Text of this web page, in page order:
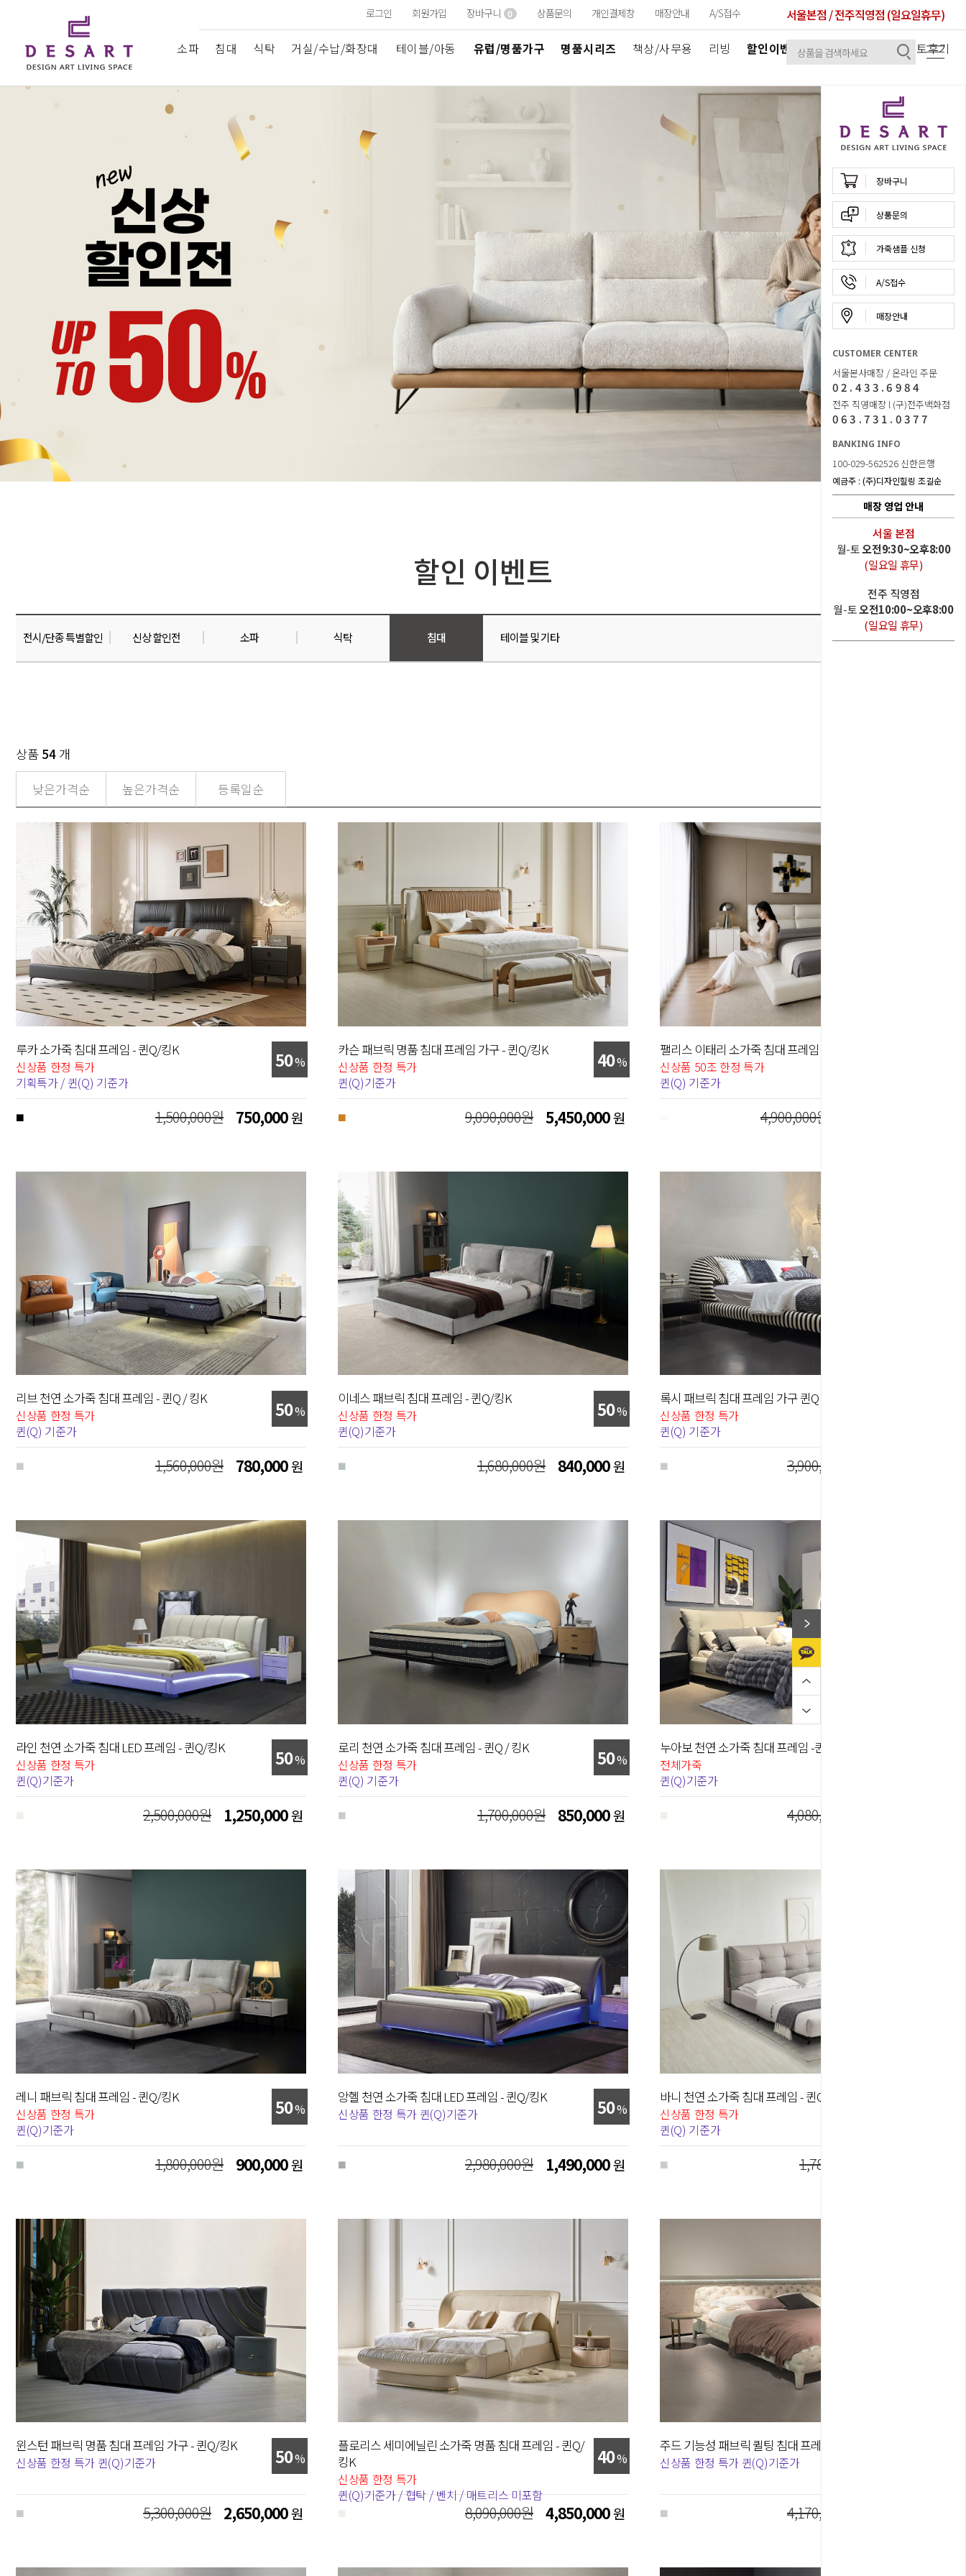
소파 침대 식탁 거실/수납/화장대 테이블/아동 유럽/명품가구 명품시리즈 책상/사무용 리빙 할인이벤트 공지사항 셀럽/포토후기
드라마협찬
로그인 회원가입 장바구니 0 상품문의 개인결제창 매장안내 A/S접수 서울본점 / 전주직영점 (일요일휴무)
할인 이벤트
전시/단종 특별할인 신상 할인전 소파 식탁 침대 테이블 및 기타
상품 54 개
낮은가격순
높은가격순 등록일순
루카 소가죽 침대 프레임 - 퀸Q/킹K
신상품 한정 특가
기획특가 / 퀸(Q) 기준가
■
50%
1,500,000원 750,000원
카슨 패브릭 명품 침대 프레임 가구 - 퀸Q/킹K
신상품 한정 특가
퀸(Q)기준가
■
40%
9,090,000원 5,450,000원
팰리스 이태리 소가죽 침대 프레임 - 퀸Q / 킹K
신상품 50조 한정 특가
퀸(Q) 기준가
4,900,000원
리브 천연 소가죽 침대 프레임 - 퀸Q / 킹K
신상품 한정 특가
퀸(Q) 기준가
■
50%
1,560,000원 780,000원
이네스 패브릭 침대 프레임 - 퀸Q/킹K
신상품 한정 특가
퀸(Q)기준가
■
50%
1,680,000원 840,000원
록시 패브릭 침대 프레임 가구 퀸Q / 킹K
신상품 한정 특가
퀸(Q) 기준가
■ 3,900,000원
라인 천연 소가죽 침대 LED 프레임 - 퀸Q/킹K
신상품 한정 특가
퀸(Q)기준가
50%
2,500,000원 1,250,000원
로리 천연 소가죽 침대 프레임 - 퀸Q / 킹K
신상품 한정 특가
퀸(Q) 기준가
■
50%
1,700,000원 850,000원
누아보 천연 소가죽 침대 프레임 -퀸Q / 킹K
전체가죽
퀸(Q)기준가
4,080,000원
레니 패브릭 침대 프레임 - 퀸Q/킹K
신상품 한정 특가
퀸(Q)기준가
■
50%
1,800,000원 900,000원
앙헬 천연 소가죽 침대 LED 프레임 - 퀸Q/킹K
신상품 한정 특가 퀸(Q)기준가
■
50%
2,980,000원 1,490,000원
바니 천연 소가죽 침대 프레임 - 퀸Q / 킹K
신상품 한정 특가
퀸(Q) 기준가
■ 1,780,000원
윈스턴 패브릭 명품 침대 프레임 가구 - 퀸Q/킹K
신상품 한정 특가 퀸(Q)기준가
■
50%
5,300,000원 2,650,000원
플로리스 세미에닐린 소가죽 명품 침대 프레임 - 퀸Q/
킹K
신상품 한정 특가
퀸(Q)기준가 / 협탁 / 벤치 / 매트리스 미포함
40%
8,090,000원 4,850,000원
주드 기능성 패브릭 퀼팅 침대 프레임 가구 - 퀸Q/킹K
신상품 한정 특가 퀸(Q)기준가
■ 4,170,000원
장바구니
상품문의
가죽샘플 신청
A/S접수
매장안내
CUSTOMER CENTER
서울본사매장 / 온라인 주문
02.433.6984
전주 직영매장 l (구)전주백화점
063.731.0377
BANKING INFO
100-029-562526 신한은행
예금주 : (주)디자인힐링 조길순
매장 영업 안내
서울 본점
월-토오전9:30~오후8:00
(일요일 휴무)
전주 직영점
월-토오전10:00~오후8:00
(일요일 휴무)